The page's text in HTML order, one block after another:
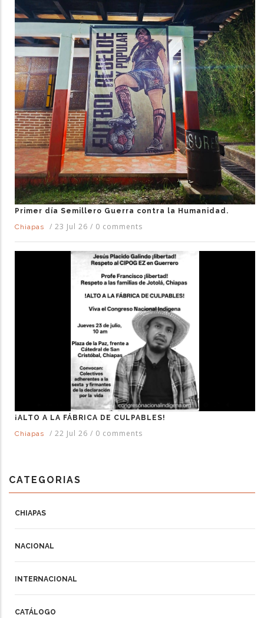
Primer día Semillero Guerra contra la Humanidad.
Chiapas
/ 23 Jul 26 / 0 comments
¡ALTO A LA FÁBRICA DE CULPABLES!
Chiapas
/ 22 Jul 26 / 0 comments
CATEGORIAS
CHIAPAS
NACIONAL
INTERNACIONAL
CATÁLOGO